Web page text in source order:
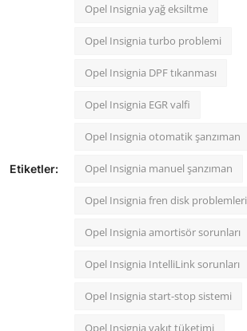
Etiketler:
Opel Insignia yağ eksiltme
Opel Insignia turbo problemi
Opel Insignia DPF tıkanması
Opel Insignia EGR valfi
Opel Insignia otomatik şanzıman
Opel Insignia manuel şanzıman
Opel Insignia fren disk problemleri
Opel Insignia amortisör sorunları
Opel Insignia IntelliLink sorunları
Opel Insignia start-stop sistemi
Opel Insignia yakıt tüketimi